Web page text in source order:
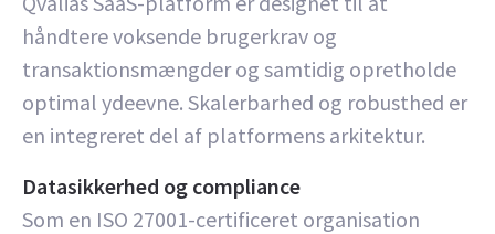
håndtere voksende brugerkrav og
transaktionsmængder og samtidig opretholde
optimal ydeevne. Skalerbarhed og robusthed er
en integreret del af platformens arkitektur.
Datasikkerhed og compliance
Som en ISO 27001-certificeret organisation